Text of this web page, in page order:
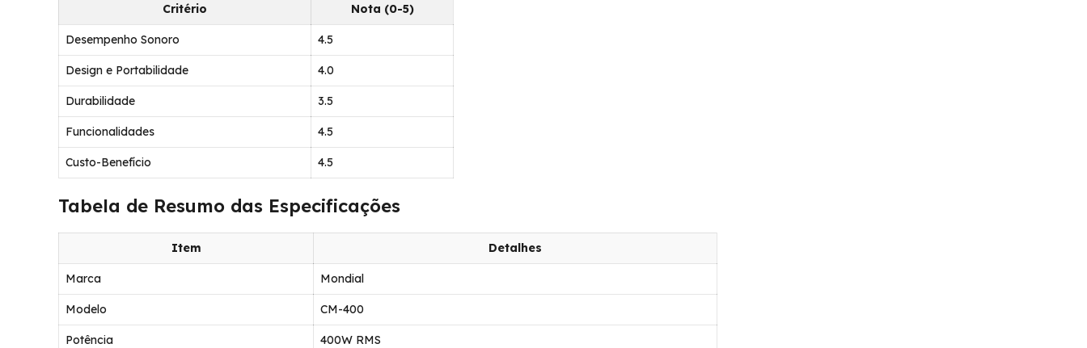
Critério Nota (0-5)
Desempenho Sonoro 4.5
Design e Portabilidade 4.0
Durabilidade 3.5
Funcionalidades 4.5
Custo-Benefício 4.5
Tabela de Resumo das Especificações
Item Detalhes
Marca Mondial
Modelo CM-400
Potência 400W RMS